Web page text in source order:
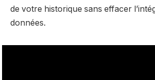
de votre historique sans effacer
données.